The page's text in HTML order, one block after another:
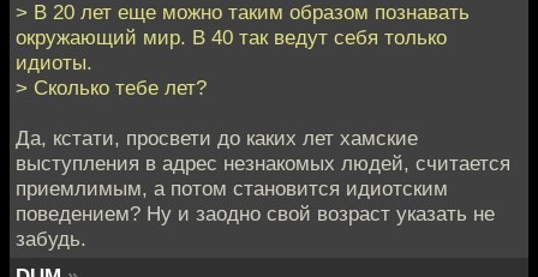
> В 20 лет еще можно таким образом познавать
окружающий мир. В 40 так ведут себя только
идиоты.
> Сколько тебе лет?
Да, кстати, просвети до каких лет хамские
выступления в адрес незнакомых людей, считается
приемлимым, а потом становится идиотским
поведением? Ну и заодно свой возраст указать не
забудь.